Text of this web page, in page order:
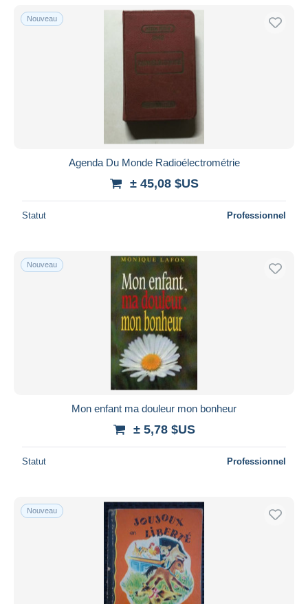
Nouveau
Agenda Du Monde Radioélectrométrie
± 45,08 $US
Statut Professionnel
Nouveau
Mon enfant ma douleur mon bonheur
± 5,78 $US
Statut Professionnel
Nouveau